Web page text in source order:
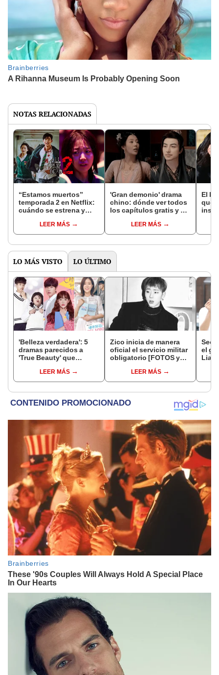
NOTAS RELACIONADAS
“Estamos muertos”
temporada 2 en Netflix:
cuándo se estrena y
temporadaLEER MÁS
'Gran demonio' drama
chino: dónde ver todos
los capítulos gratis y en
LEER MÁS
El k-
que
LO MÁS VISTO LO ÚLTIMO
'Belleza verdadera': 5
dramas parecidos a
'True Beauty' que
streaming hoy mismo
LEER MÁS
Zico inicia de manera
oficial el servicio militar
obligatorio [FOTOS y
LEER MÁS
Seo
el
Liar'